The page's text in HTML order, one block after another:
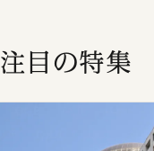
注目の特集